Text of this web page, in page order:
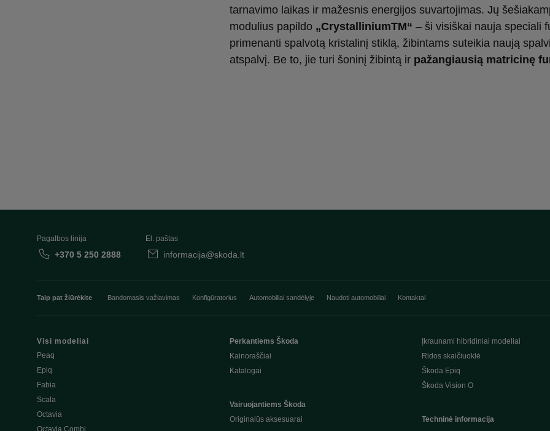
tarnavimo laikas ir mažesnis energijos suvartojimas. Jų
modulius papildo „CrystalliniumTM“ – ši visiškai nauja speciali
primenanti spalvotą kristalinį stiklą, žibintams suteikia naują
atspalvį. Be to, jie turi šoninį žibintą ir pažangiausią matricinę
Pagalbos linija
+370 5 250 2888
El. paštas
informacija@skoda.lt
Taip pat žiūrėkite Bandomasis važiavimas Konfigūratorius Automobiliai sandėlyje Naudoti automobiliai Kontaktai
Visi modeliai
Peaq
Epiq
Fabia
Scala
Octavia
Octavia Combi
Perkantiems Škoda
Kainoraščiai
Katalogai
Vairuojantiems Škoda
Originalūs aksesuarai
Įkraunami hibridiniai modeliai
Ridos skaičiuoklė
Škoda Epiq
Škoda Vision O
Techninė informacija